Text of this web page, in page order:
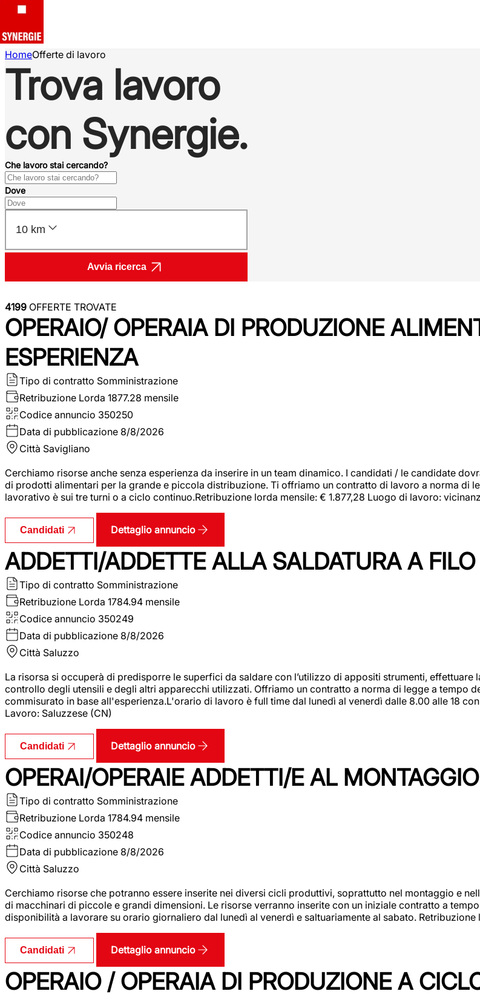
HomeOfferte di lavoro
Trova lavoro
con Synergie.
Che lavoro stai cercando?
Dove
10 km
Avvia ricerca
4199 OFFERTE TROVATE
OPERAIO/ OPERAIA DI PRODUZIONE
ESPERIENZA
Tipo di contratto Somministrazione
Retribuzione Lorda 1877.28 mensile
Codice annuncio 350250
Data di pubblicazione 8/8/2026
Città Savigliano
Cerchiamo risorse anche senza esperienza da inserire in un team dinamico. I candidati / le candidate
di prodotti alimentari per la grande e piccola distribuzione. Ti offriamo un contratto di lavoro a norma di
lavorativo è sui tre turni o a ciclo continuo.Retribuzione lorda mensile: € 1.877,28 Luogo di lavoro:
Candidati Dettaglio annuncio
ADDETTI/ADDETTE ALLA SALDATURA A
Tipo di contratto Somministrazione
Retribuzione Lorda 1784.94 mensile
Codice annuncio 350249
Data di pubblicazione 8/8/2026
Città Saluzzo
La risorsa si occuperà di predisporre le superfici da saldare con l’utilizzo di appositi strumenti,
controllo degli utensili e degli altri apparecchi utilizzati. Offriamo un contratto a norma di legge a tempo
commisurato in base all'esperienza.L'orario di lavoro è full time dal lunedì al venerdì dalle 8.00 alle 18
Lavoro: Saluzzese (CN)
Candidati Dettaglio annuncio
OPERAI/OPERAIE ADDETTI/E AL
Tipo di contratto Somministrazione
Retribuzione Lorda 1784.94 mensile
Codice annuncio 350248
Data di pubblicazione 8/8/2026
Città Saluzzo
Cerchiamo risorse che potranno essere inserite nei diversi cicli produttivi, soprattutto nel montaggio e
di macchinari di piccole e grandi dimensioni. Le risorse verranno inserite con un iniziale contratto a
disponibilità a lavorare su orario giornaliero dal lunedì al venerdì e saltuariamente al sabato.
Candidati Dettaglio annuncio
OPERAIO / OPERAIA DI PRODUZIONE A